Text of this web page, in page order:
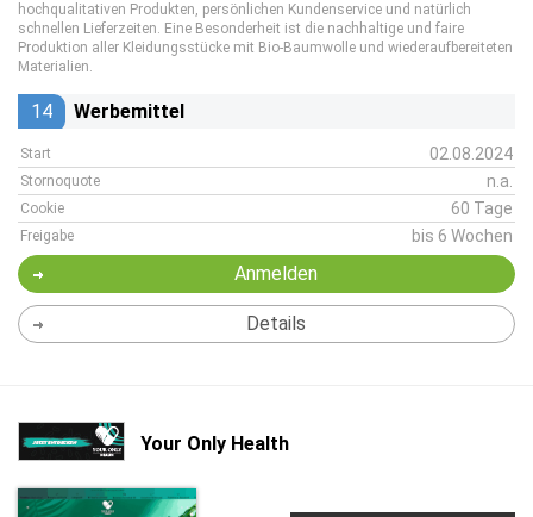
hochqualitativen Produkten, persönlichen Kundenservice und natürlich
schnellen Lieferzeiten. Eine Besonderheit ist die nachhaltige und faire
Produktion aller Kleidungsstücke mit Bio-Baumwolle und wiederaufbereiteten
Materialien.
14 Werbemittel
Start 02.08.2024
Stornoquote n.a.
Cookie 60 Tage
Freigabe bis 6 Wochen
Anmelden
Details
Your Only Health